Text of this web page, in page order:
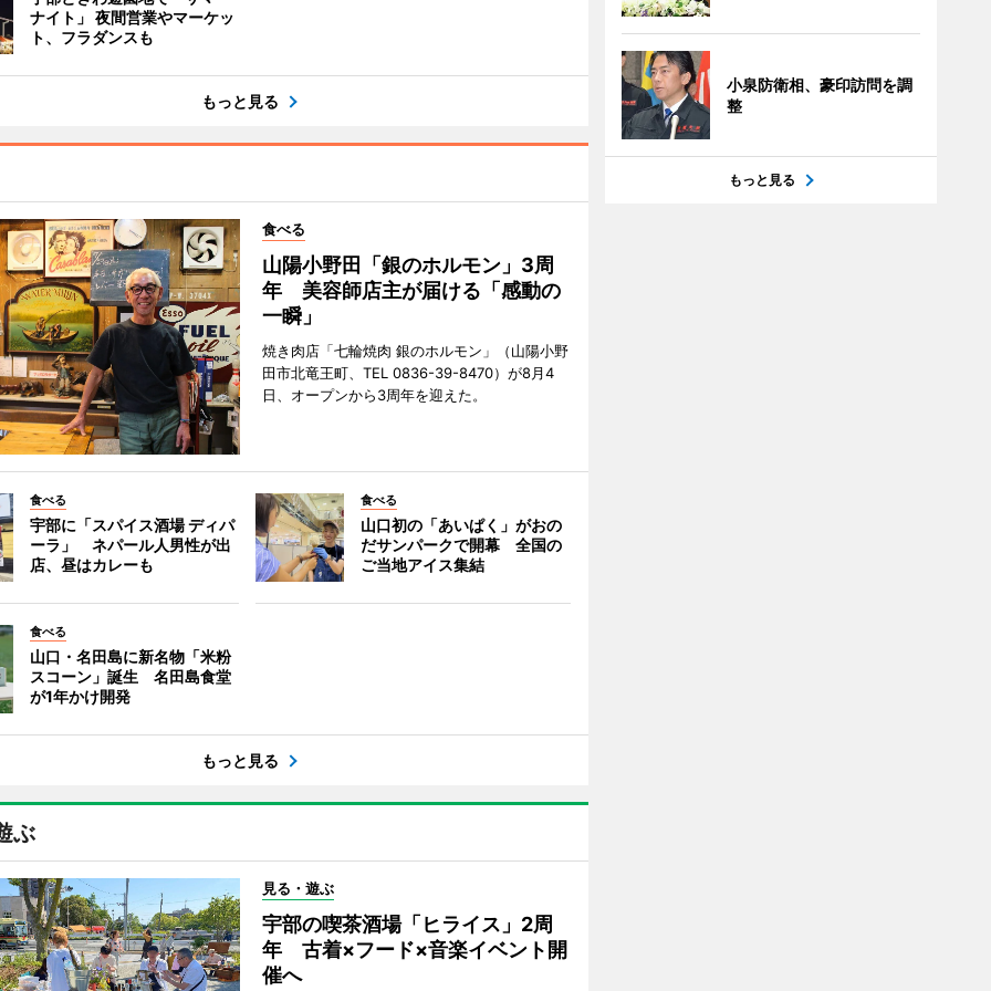
ナイト」 夜間営業やマーケッ
ト、フラダンスも
もっと見る
食べる
山陽小野田「銀のホルモン」3周
年 美容師店主が届ける「感動の
一瞬」
焼き肉店「七輪焼肉 銀のホルモン」（山陽小野
田市北竜王町、TEL 0836-39-8470）が8月4
日、オープンから3周年を迎えた。
食べる
宇部に「スパイス酒場 ディパ
ーラ」 ネパール人男性が出
店、昼はカレーも
食べる
山口初の「あいぱく」がおの
だサンパークで開幕 全国の
ご当地アイス集結
食べる
山口・名田島に新名物「米粉
スコーン」誕生 名田島食堂
が1年かけ開発
もっと見る
ぶ
見る・遊ぶ
宇部の喫茶酒場「ヒライス」2周
年 古着×フード×音楽イベント開
催へ
小泉防衛相、豪印訪問を調
整
もっと見る